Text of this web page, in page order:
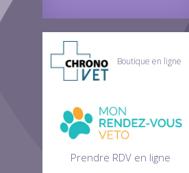
Boutique en ligne
Prendre RDV en ligne